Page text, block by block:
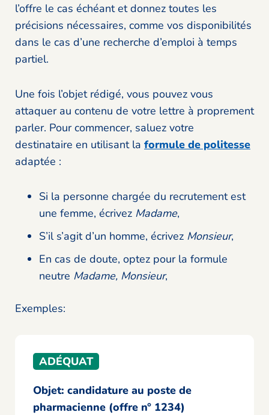
l’offre le cas échéant et donnez toutes les
précisions nécessaires, comme vos disponibilités
dans le cas d’une recherche d’emploi à temps
partiel.
Une fois l’objet rédigé, vous pouvez vous
attaquer au contenu de votre lettre à proprement
parler. Pour commencer, saluez votre
destinataire en utilisant la formule de politesse
adaptée :
Si la personne chargée du recrutement est
une femme, écrivez Madame,
S’il s’agit d’un homme, écrivez Monsieur,
En cas de doute, optez pour la formule
neutre Madame, Monsieur,
Exemples:
ADÉQUAT
Objet: candidature au poste de
pharmacienne (offre n° 1234)